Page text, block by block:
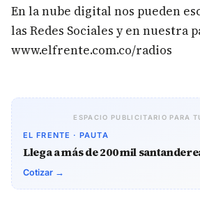
En la nube digital nos pueden
las Redes Sociales y en nuestra
www.elfrente.com.co/radios
ESPACIO PUBLICITARIO PARA
EL FRENTE · PAUTA
Llega a más de 200 mil
Cotizar →